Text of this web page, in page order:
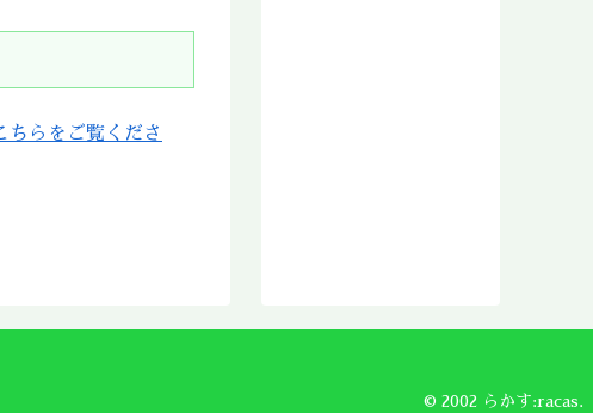
ちらをご覧くださ
2018年4月
© 2002 らかす:racas.